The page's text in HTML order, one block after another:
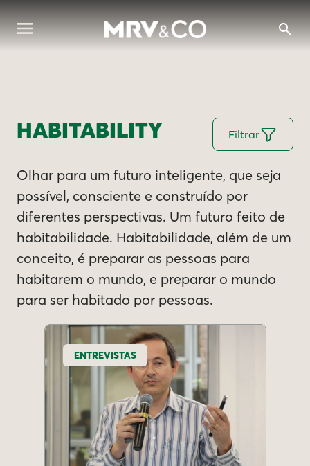
HABITABILITY Filtrar
Olhar para um futuro inteligente, que seja
possível, consciente e construído por
diferentes perspectivas. Um futuro feito de
habitabilidade. Habitabilidade, além de um
conceito, é preparar as pessoas para
habitarem o mundo, e preparar o mundo
para ser habitado por pessoas.
ENTREVISTAS